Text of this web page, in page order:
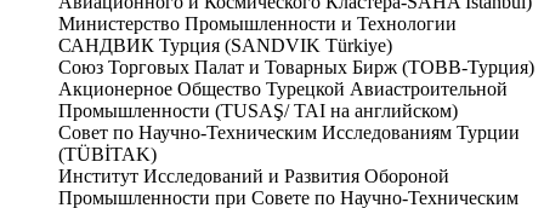
Министерство Промышленности и Технологии
САНДВИК Турция (SANDVIK Türkiye)
Союз Торговых Палат и Товарных Бирж (TOBB-Турция)
Акционерное Общество Турецкой Авиастроительной
Промышленности (TUSAŞ/ TAI на английском)
Совет по Научно-Техническим Исследованиям Турции
(TÜBİTAK)
Институт Исследований и Развития Обороной
Промышленности при Совете по Научно-Техническим